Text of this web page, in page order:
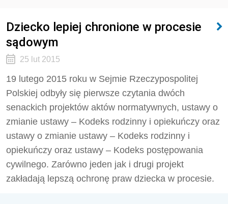
Dziecko lepiej chronione w procesie
sądowym
25 lut 2015
19 lutego 2015 roku w Sejmie Rzeczypospolitej
Polskiej odbyły się pierwsze czytania dwóch
senackich projektów aktów normatywnych, ustawy o
zmianie ustawy – Kodeks rodzinny i opiekuńczy oraz
ustawy o zmianie ustawy – Kodeks rodzinny i
opiekuńczy oraz ustawy – Kodeks postępowania
cywilnego. Zarówno jeden jak i drugi projekt
zakładają lepszą ochronę praw dziecka w procesie.